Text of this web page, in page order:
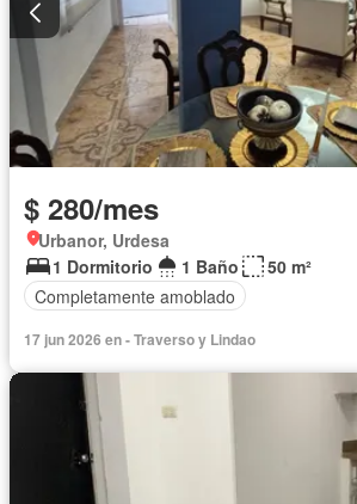
$ 280/mes
Urbanor, Urdesa
1 Dormitorio
1 Baño
50 m²
Completamente amoblado
17 jun 2026 en - Traverso y Lindao